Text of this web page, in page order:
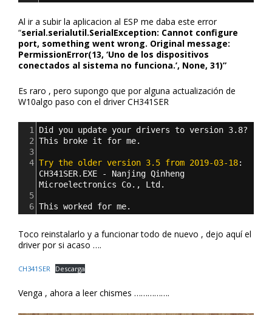
Al ir a subir la aplicacion al ESP me daba este error
“serial.serialutil.SerialException: Cannot configure
port, something went wrong. Original message:
PermissionError(13, ‘Uno de los dispositivos
conectados al sistema no funciona.’, None, 31)”
Es raro , pero supongo que por alguna actualización de
W10algo paso con el driver CH341SER
1
Did you update your drivers to version 3.8?
2 This broke it for me.
3
4 Try the older version 3.5 from 2019-03-18
CH341SER.EXE - Nanjing Qinheng
Microelectronics Co., Ltd.
5
6 This worked for me.
Toco reinstalarlo y a funcionar todo de nuevo , dejo aquí el
driver por si acaso ….
CH341SER Descarga
Venga , ahora a leer chismes …………….